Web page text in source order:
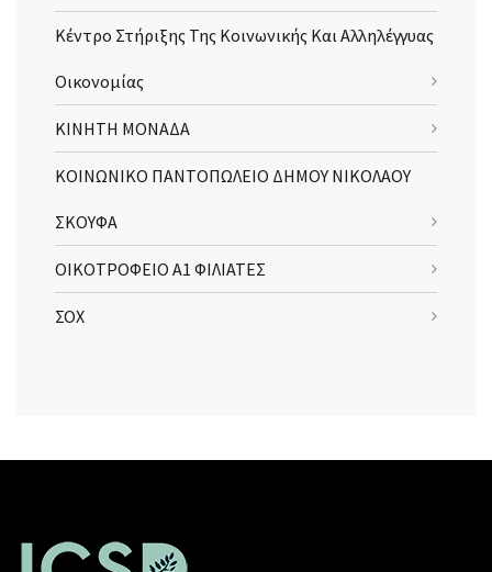
Κέντρο Στήριξης Της Κοινωνικής Και Αλληλέγγυας
Οικονομίας
ΚΙΝΗΤΗ ΜΟΝΑΔΑ
ΚΟΙΝΩΝΙΚΟ ΠΑΝΤΟΠΩΛΕΙΟ ΔΗΜΟΥ ΝΙΚΟΛΑΟΥ
ΣΚΟΥΦΑ
ΟΙΚΟΤΡΟΦΕΙΟ Α1 ΦΙΛΙΑΤΕΣ
ΣΟΧ